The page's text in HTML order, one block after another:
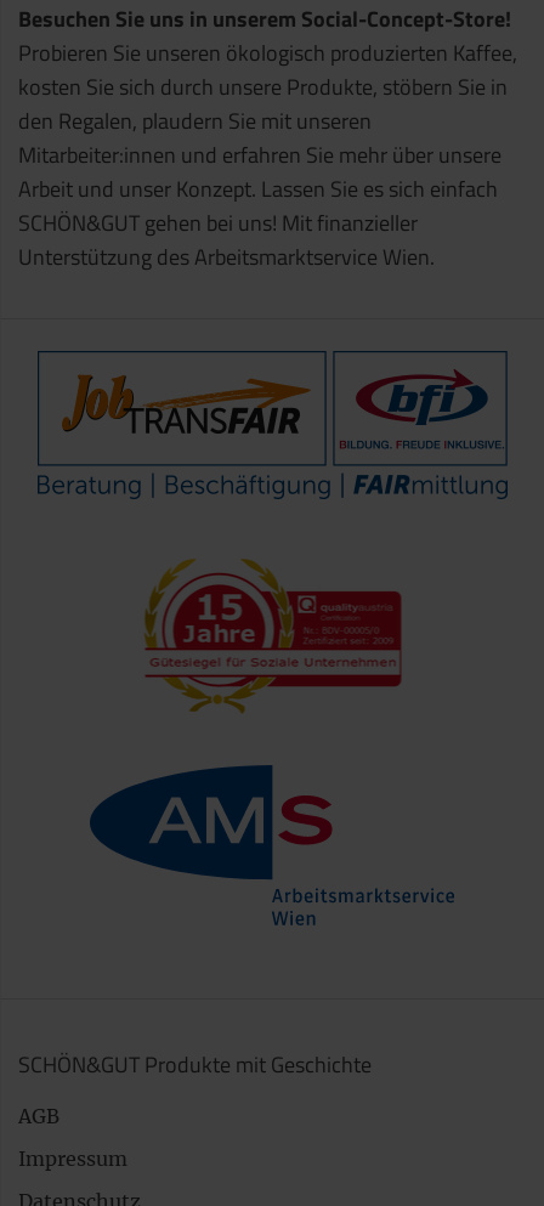
Besuchen Sie uns in unserem Social-Concept-Store!
Probieren Sie unseren ökologisch produzierten Kaffee,
kosten Sie sich durch unsere Produkte, stöbern Sie in
den Regalen, plaudern Sie mit unseren
Mitarbeiter:innen und erfahren Sie mehr über unsere
Arbeit und unser Konzept. Lassen Sie es sich einfach
SCHÖN&GUT gehen bei uns! Mit finanzieller
Unterstützung des Arbeitsmarktservice Wien.
SCHÖN&GUT Produkte mit Geschichte
AGB
Impressum
Datenschutz